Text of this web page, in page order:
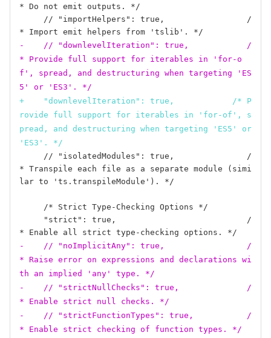
* Do not emit outputs. */
-    // "downlevelIteration": true,            /
* Provide full support for iterables in 'for-o
f', spread, and destructuring when targeting 'ES
5' or 'ES3'. */
+    "downlevelIteration": true,            /* P
rovide full support for iterables in 'for-of', s
pread, and destructuring when targeting 'ES5' or
'ES3'. */
* Transpile each file as a separate module (simi
lar to 'ts.transpileModule'). */
-    // "noImplicitAny": true,                 /
* Raise error on expressions and declarations wi
th an implied 'any' type. */
-    // "strictNullChecks": true,              /
* Enable strict null checks. */
-    // "strictFunctionTypes": true,           /
* Enable strict checking of function types. */